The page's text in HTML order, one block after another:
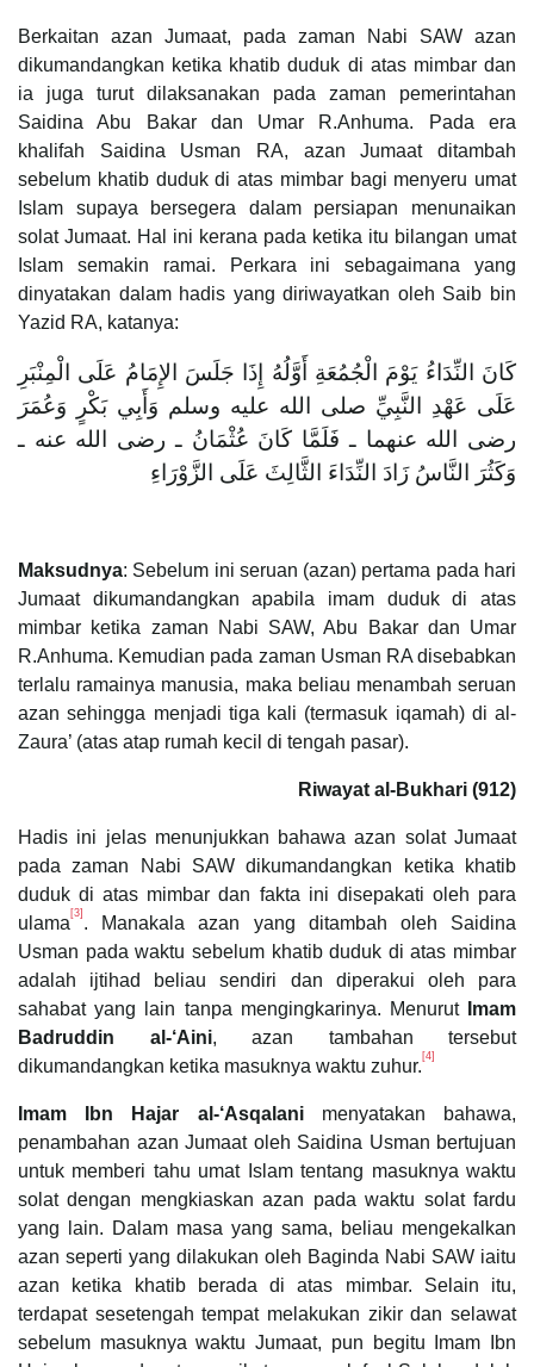
Berkaitan azan Jumaat, pada zaman Nabi SAW azan
dikumandangkan ketika khatib duduk di atas mimbar dan
ia juga turut dilaksanakan pada zaman pemerintahan
Saidina Abu Bakar dan Umar R.Anhuma. Pada era
khalifah Saidina Usman RA, azan Jumaat ditambah
sebelum khatib duduk di atas mimbar bagi menyeru umat
Islam supaya bersegera dalam persiapan menunaikan
solat Jumaat. Hal ini kerana pada ketika itu bilangan umat
Islam semakin ramai. Perkara ini sebagaimana yang
dinyatakan dalam hadis yang diriwayatkan oleh Saib bin
Yazid RA, katanya:
كَانَ النِّدَاءُ يَوْمَ الْجُمُعَةِ أَوَّلُهُ إِذَا جَلَسَ الإِمَامُ عَلَى الْمِنْبَرِ
عَلَى عَهْدِ النَّبِيِّ صلى الله عليه وسلم وَأَبِي بَكْرٍ وَعُمَرَ
رضى الله عنهما ـ فَلَمَّا كَانَ عُثْمَانُ ـ رضى الله عنه ـ
وَكَثُرَ النَّاسُ زَادَ النِّدَاءَ الثَّالِثَ عَلَى الزَّوْرَاءِ
Maksudnya: Sebelum ini seruan (azan) pertama pada hari
Jumaat dikumandangkan apabila imam duduk di atas
mimbar ketika zaman Nabi SAW, Abu Bakar dan Umar
R.Anhuma. Kemudian pada zaman Usman RA disebabkan
terlalu ramainya manusia, maka beliau menambah seruan
azan sehingga menjadi tiga kali (termasuk iqamah) di al-
Zaura’ (atas atap rumah kecil di tengah pasar).
Riwayat al-Bukhari (912)
Hadis ini jelas menunjukkan bahawa azan solat Jumaat
pada zaman Nabi SAW dikumandangkan ketika khatib
duduk di atas mimbar dan fakta ini disepakati oleh para
ulama [3] . Manakala azan yang ditambah oleh Saidina
Usman pada waktu sebelum khatib duduk di atas mimbar
adalah ijtihad beliau sendiri dan diperakui oleh para
sahabat yang lain tanpa mengingkarinya. Menurut
Imam
Badruddin al-‘Aini, azan tambahan tersebut
dikumandangkan ketika masuknya waktu zuhur. [4]
Imam Ibn Hajar al-‘Asqalanimenyatakan bahawa,
penambahan azan Jumaat oleh Saidina Usman bertujuan
untuk memberi tahu umat Islam tentang masuknya waktu
solat dengan mengkiaskan azan pada waktu solat fardu
yang lain. Dalam masa yang sama, beliau mengekalkan
azan seperti yang dilakukan oleh Baginda Nabi SAW iaitu
azan ketika khatib berada di atas mimbar. Selain itu,
terdapat sesetengah tempat melakukan zikir dan selawat
sebelum masuknya waktu Jumaat, pun begitu Imam Ibn